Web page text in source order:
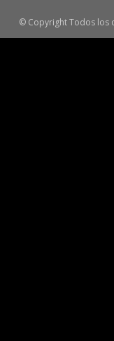
© Copyright Todos los